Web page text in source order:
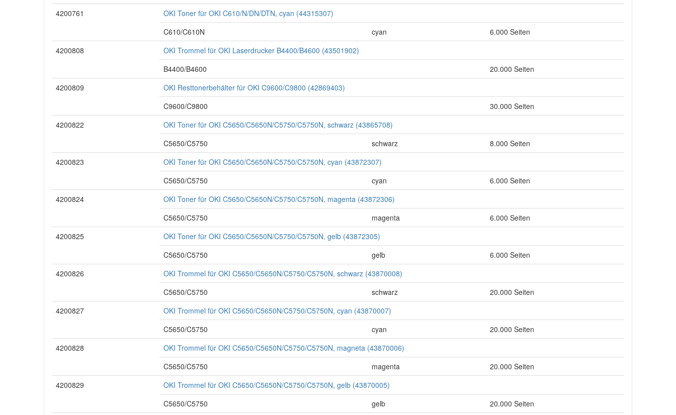
4200761
OKI Toner für OKI C610/N/DN/DTN, cyan (44315307)
C610/C610N
cyan
6.000 Seiten
4200808
OKI Trommel für OKI Laserdrucker B4400/B4600 (43501902)
B4400/B4600
20.000 Seiten
4200809
OKI Resttonerbehälter für OKI C9600/C9800 (42869403)
C9600/C9800
30.000 Seiten
4200822
OKI Toner für OKI C5650/C5650N/C5750/C5750N, schwarz (43865708)
C5650/C5750
schwarz
8.000 Seiten
4200823
OKI Toner für OKI C5650/C5650N/C5750/C5750N, cyan (43872307)
C5650/C5750
cyan
6.000 Seiten
4200824
OKI Toner für OKI C5650/C5650N/C5750/C5750N, magenta (43872306)
C5650/C5750
magenta
6.000 Seiten
4200825
OKI Toner für OKI C5650/C5650N/C5750/C5750N, gelb (43872305)
C5650/C5750
gelb
6.000 Seiten
4200826
OKI Trommel für OKI C5650/C5650N/C5750/C5750N, schwarz (43870008)
C5650/C5750
schwarz
20.000 Seiten
4200827
OKI Trommel für OKI C5650/C5650N/C5750/C5750N, cyan (43870007)
C5650/C5750
cyan
20.000 Seiten
4200828
OKI Trommel für OKI C5650/C5650N/C5750/C5750N, magneta (43870006)
C5650/C5750
magenta
20.000 Seiten
4200829
OKI Trommel für OKI C5650/C5650N/C5750/C5750N, gelb (43870005)
C5650/C5750
gelb 20.000 Seiten